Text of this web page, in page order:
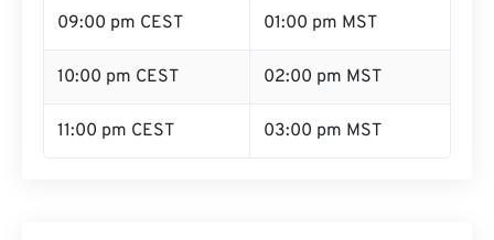
09:00 pm CEST 01:00 pm MST
10:00 pm CEST 02:00 pm MST
11:00 pm CEST 03:00 pm MST